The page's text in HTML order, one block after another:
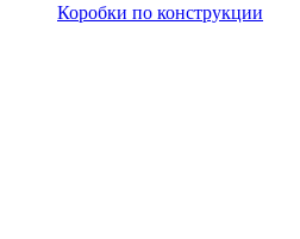
Коробки по конструкции